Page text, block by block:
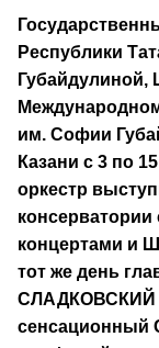
Республики
Губайдулиной,
им. Софии
Казани с 3 по
оркестр
концертами и
тот же день
СЛАДКОВСКИЙ
сенсационный